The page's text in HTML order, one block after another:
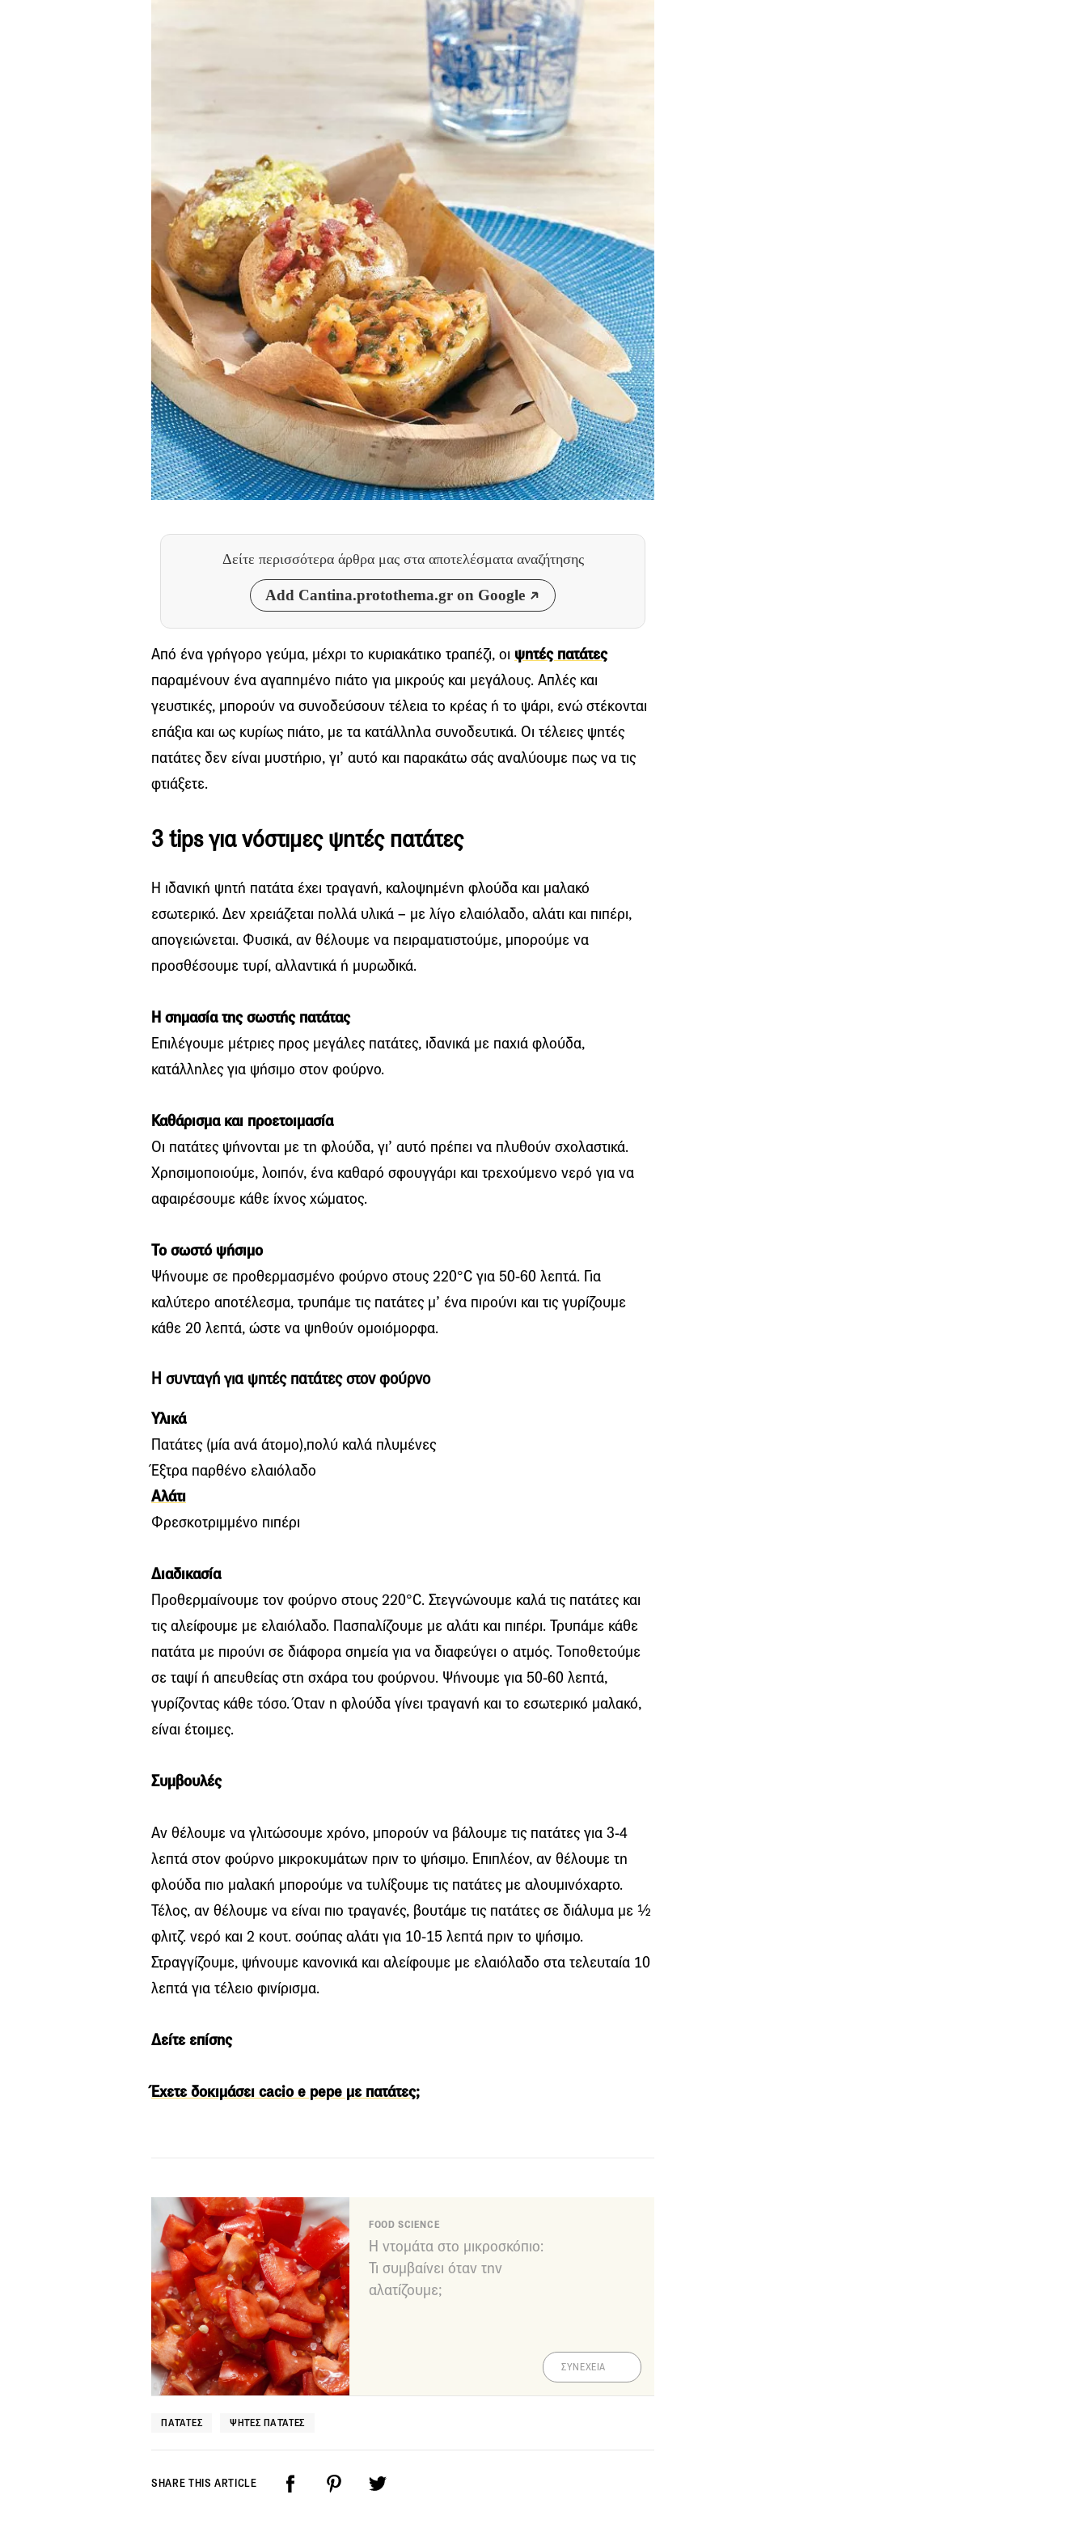
Δείτε περισσότερα άρθρα μας στα αποτελέσματα αναζήτησης
Add Cantina.protothema.gr on Google
Από ένα γρήγορο γεύμα, μέχρι το κυριακάτικο τραπέζι, οι ψητές πατάτες
παραμένουν ένα αγαπημένο πιάτο για μικρούς και μεγάλους. Απλές και
γευστικές, μπορούν να συνοδεύσουν τέλεια το κρέας ή το ψάρι, ενώ στέκονται
επάξια και ως κυρίως πιάτο, με τα κατάλληλα συνοδευτικά. Οι τέλειες ψητές
πατάτες δεν είναι μυστήριο, γι’ αυτό και παρακάτω σάς αναλύουμε πως να τις
φτιάξετε.
3 tips για νόστιμες ψητές πατάτες
Η ιδανική ψητή πατάτα έχει τραγανή, καλοψημένη φλούδα και μαλακό
εσωτερικό. Δεν χρειάζεται πολλά υλικά – με λίγο ελαιόλαδο, αλάτι και πιπέρι,
απογειώνεται. Φυσικά, αν θέλουμε να πειραματιστούμε, μπορούμε να
προσθέσουμε τυρί, αλλαντικά ή μυρωδικά.
Η σημασία της σωστής πατάτας
Επιλέγουμε μέτριες προς μεγάλες πατάτες, ιδανικά με παχιά φλούδα,
κατάλληλες για ψήσιμο στον φούρνο.
Καθάρισμα και προετοιμασία
Οι πατάτες ψήνονται με τη φλούδα, γι’ αυτό πρέπει να πλυθούν σχολαστικά.
Χρησιμοποιούμε, λοιπόν, ένα καθαρό σφουγγάρι και τρεχούμενο νερό για να
αφαιρέσουμε κάθε ίχνος χώματος.
Το σωστό ψήσιμο
Ψήνουμε σε προθερμασμένο φούρνο στους 220°C για 50-60 λεπτά. Για
καλύτερο αποτέλεσμα, τρυπάμε τις πατάτες μ’ ένα πιρούνι και τις γυρίζουμε
κάθε 20 λεπτά, ώστε να ψηθούν ομοιόμορφα.
Η συνταγή για ψητές πατάτες στον φούρνο
Υλικά
Πατάτες (μία ανά άτομο),πολύ καλά πλυμένες
Έξτρα παρθένο ελαιόλαδο
Αλάτι
Φρεσκοτριμμένο πιπέρι
Διαδικασία
Προθερμαίνουμε τον φούρνο στους 220°C. Στεγνώνουμε καλά τις πατάτες και
τις αλείφουμε με ελαιόλαδο. Πασπαλίζουμε με αλάτι και πιπέρι. Τρυπάμε κάθε
πατάτα με πιρούνι σε διάφορα σημεία για να διαφεύγει ο ατμός. Τοποθετούμε
σε ταψί ή απευθείας στη σχάρα του φούρνου. Ψήνουμε για 50-60 λεπτά,
γυρίζοντας κάθε τόσο. Όταν η φλούδα γίνει τραγανή και το εσωτερικό μαλακό,
είναι έτοιμες.
Συμβουλές
Αν θέλουμε να γλιτώσουμε χρόνο, μπορούν να βάλουμε τις πατάτες για 3-4
λεπτά στον φούρνο μικροκυμάτων πριν το ψήσιμο. Επιπλέον, αν θέλουμε τη
φλούδα πιο μαλακή μπορούμε να τυλίξουμε τις πατάτες με αλουμινόχαρτο.
Τέλος, αν θέλουμε να είναι πιο τραγανές, βουτάμε τις πατάτες σε διάλυμα με ½
φλιτζ. νερό και 2 κουτ. σούπας αλάτι για 10-15 λεπτά πριν το ψήσιμο.
Στραγγίζουμε, ψήνουμε κανονικά και αλείφουμε με ελαιόλαδο στα τελευταία 10
λεπτά για τέλειο φινίρισμα.
Δείτε επίσης
Έχετε δοκιμάσει cacio e pepe με πατάτες;
FOOD SCIENCE
Η ντομάτα στο μικροσκόπιο:
Τι συμβαίνει όταν την
αλατίζουμε;
ΣΥΝΕΧΕΙΑ
ΠΑΤΆΤΕΣ ΨΗΤΈΣ ΠΑΤΆΤΕΣ
SHARE THIS ARTICLE